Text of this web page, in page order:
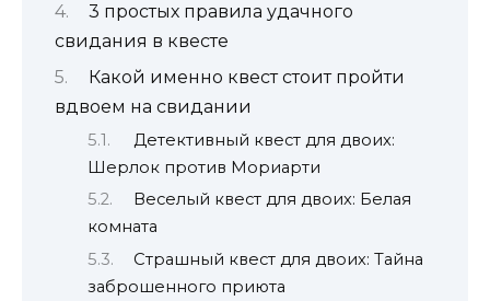
3 простых правила удачного
свидания в квесте
Какой именно квест стоит пройти
вдвоем на свидании
Детективный квест для двоих:
Шерлок против Мориарти
Веселый квест для двоих: Белая
комната
Страшный квест для двоих: Тайна
заброшенного приюта